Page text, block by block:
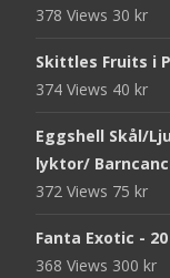
378 Views 30 kr
Skittles Fruits i
374 Views 40 kr
Eggshell Skål/
lyktor/
372 Views 75 kr
Fanta Exotic -
368 Views 300 kr